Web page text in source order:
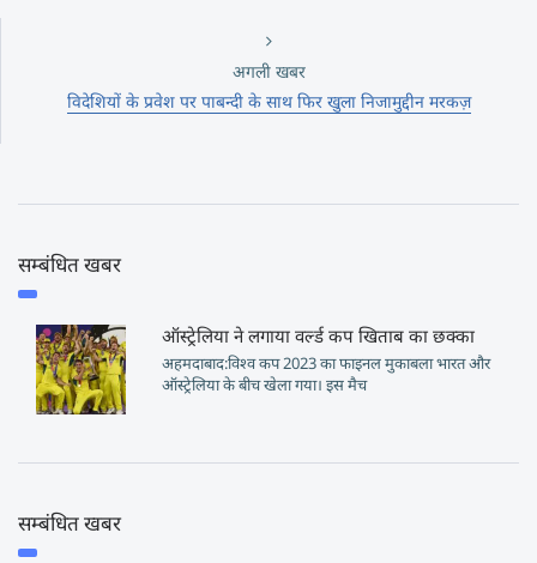
अगली खबर
विदेशियों के प्रवेश पर पाबन्दी के साथ फिर खुला निजामुद्दीन मरकज़
सम्बंधित खबर
ऑस्ट्रेलिया ने लगाया वर्ल्ड कप खिताब का छक्का
अहमदाबाद:विश्व कप 2023 का फाइनल मुकाबला भारत और
ऑस्ट्रेलिया के बीच खेला गया। इस मैच
सम्बंधित खबर